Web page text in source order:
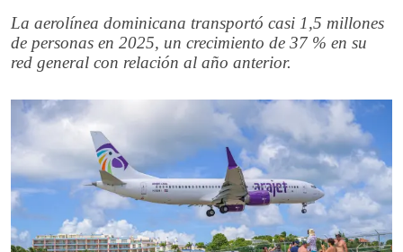
La aerolínea dominicana transportó casi 1,5 millones
de personas en 2025, un crecimiento de 37 % en su
red general con relación al año anterior.